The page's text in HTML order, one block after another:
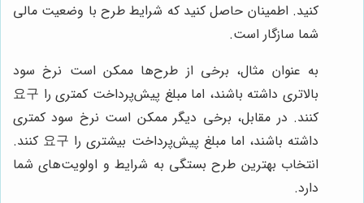
کنید. اطمینان حاصل کنید که شرایط طرح با وضعیت مالی
شما سازگار است.
به عنوان مثال، برخی از طرح‌ها ممکن است نرخ سود
بالاتری داشته باشند، اما مبلغ پیش‌پرداخت کمتری را 요구
کنند. در مقابل، برخی دیگر ممکن است نرخ سود کمتری
داشته باشند، اما مبلغ پیش‌پرداخت بیشتری را 요구 کنند.
انتخاب بهترین طرح بستگی به شرایط و اولویت‌های شما
دارد.